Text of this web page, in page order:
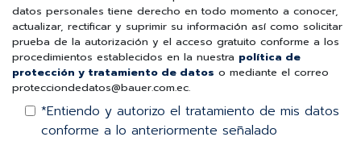
datos personales tiene derecho en todo momento a conocer,
actualizar, rectificar y suprimir su información así como solicitar
prueba de la autorización y el acceso gratuito conforme a los
procedimientos establecidos en la nuestra política de
protección y tratamiento de datos o mediante el correo
protecciondedatos@bauer.com.ec.
*Entiendo y autorizo el tratamiento de mis datos
conforme a lo anteriormente señalado